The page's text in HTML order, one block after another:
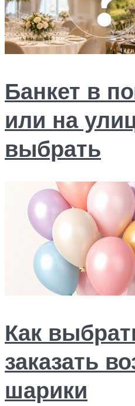
Банкет в
или на
выбрать
Как
заказать
шарики